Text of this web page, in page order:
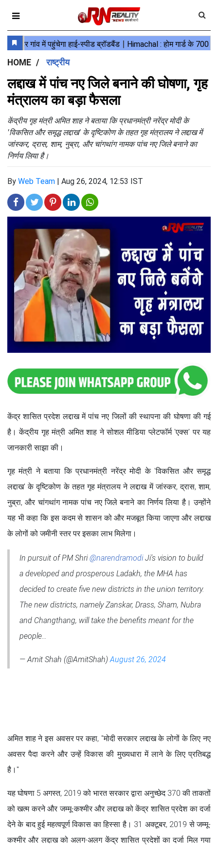
HOME राष्ट्रीय
लद्दाख में पांच नए जिले बनाने की घोषणा, गृह
मंत्रालय का बड़ा फैसला
केंद्रीय गृह मंत्री अमित शाह ने बताया कि प्रधानमंत्री नरेंद्र मोदी के
'विकसित और समृद्ध लद्दाख' के दृष्टिकोण के तहत गृह मंत्रालय ने लद्दाख में
जांस्कर, द्रास, शाम, नुब्रा, और चांगथांग नामक पांच नए जिले बनाने का
निर्णय लिया है।
By Web Team | Aug 26, 2024, 12:53 IST
केंद्र शासित प्रदेश लद्दाख में पांच नए जिलों की स्थापना की घोषणा की गई
है। केंद्रीय गृह मंत्री अमित शाह ने सोशल मीडिया प्लेटफॉर्म 'एक्स' पर यह
जानकारी साझा की।
गृह मंत्री ने बताया कि प्रधानमंत्री नरेंद्र मोदी के 'विकसित और समृद्ध
लद्दाख' के दृष्टिकोण के तहत गृह मंत्रालय ने लद्दाख में जांस्कर, द्रास, शाम,
नुब्रा, और चांगथांग नामक पांच नए जिले बनाने का निर्णय लिया है। उन्होंने
यह भी कहा कि इस कदम से शासन को और मजबूत किया जाएगा और लद्दाख
के लोगों को जमीनी स्तर पर इसका लाभ मिलेगा।
In pursuit of PM Shri@narendramodiJi's vision to build
a developed and prosperous Ladakh, the MHA has
decided to create five new districts in the union territory.
The new districts, namely Zanskar, Drass, Sham, Nubra
and Changthang, will take the benefits meant for the
people…
— Amit Shah (@AmitShah) August 26, 2024
अमित शाह ने इस अवसर पर कहा, "मोदी सरकार लद्दाख के लोगों के लिए नए
अवसर पैदा करने और उन्हें विकास की मुख्यधारा में लाने के लिए प्रतिबद्ध
है।"
यह घोषणा 5 अगस्त, 2019 को भारत सरकार द्वारा अनुच्छेद 370 की ताकतों
को खत्म करने और जम्मू-कश्मीर और लद्दाख को केंद्र शासित प्रदेश का दर्जा
देने के बाद हुई महत्वपूर्ण विकास का हिस्सा है। 31 अक्टूबर, 2019 से जम्मू-
कश्मीर और लद्दाख को अलग-अलग केंद्र शासित प्रदेशों का दर्जा मिल गया